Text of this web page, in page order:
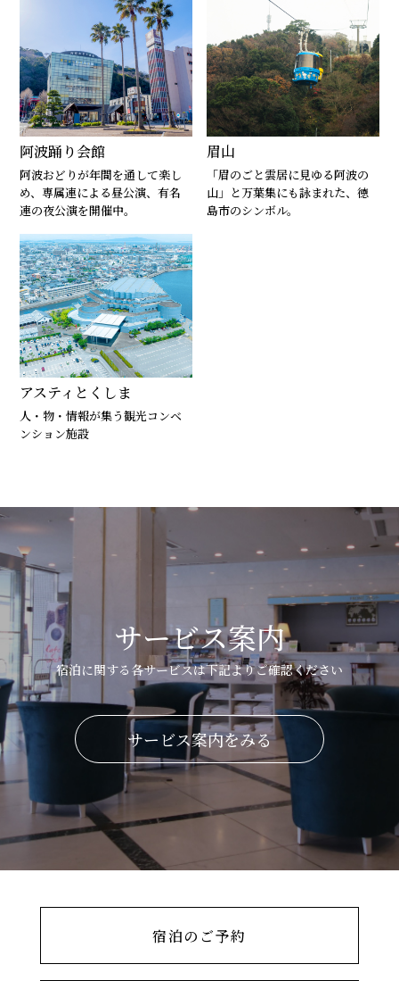
阿波踊り会館
阿波おどりが年間を通して楽し
め、専属連による昼公演、有名
連の夜公演を開催中。
眉山
「眉のごと雲居に見ゆる阿波の
山」と万葉集にも詠まれた、徳
島市のシンボル。
アスティとくしま
人・物・情報が集う観光コンベ
ンション施設
サービス案内
宿泊に関する各サービスは下記よりご確認ください
サービス案内をみる
宿泊のご予約